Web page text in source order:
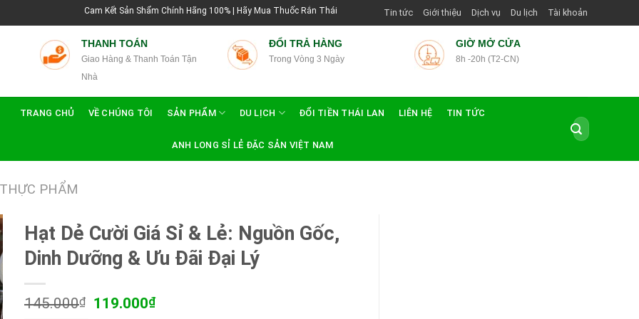
Cam Kết Sản Shẩm Chính Hãng 100% | Hãy Mua Thuốc Rắn Thái Lan Tại Hướng Dẫn Viên Shop | Với Giá Tốt Nhất
Tin tức Giới thiệu Dịch vụ Du lịch Tài khoản
THANH TOÁN
Giao Hàng & Thanh Toán Tận
Nhà
ĐỔI TRẢ HÀNG
Trong Vòng 3 Ngày
GIỜ MỞ CỬA
8h -20h (T2-CN)
TRANG CHỦ VỀ CHÚNG TÔI SẢN PHẨM DU LỊCH ĐỔI TIỀN THÁI LAN LIÊN HỆ TIN TỨC
ANH LONG SỈ LẺ ĐẶC SẢN VIỆT NAM
Tìm
kiếm:
THỰC PHẨM
Hạt Dẻ Cười Giá Sỉ & Lẻ: Nguồn Gốc,
Dinh Dưỡng & Ưu Đãi Đại Lý
145.000₫
Giá
119.000₫Giá